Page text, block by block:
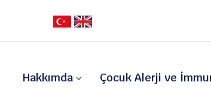
Hakkımda Çocuk Alerji ve